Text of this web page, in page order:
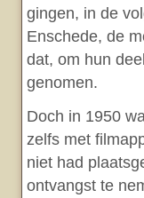
gingen, in de
Enschede, de
dat, om hun
genomen.
Doch in 1950
zelfs met
niet had
ontvangst te